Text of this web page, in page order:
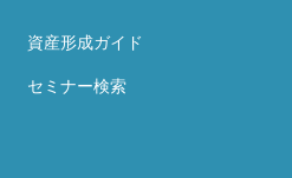
資産形成ガイド
セミナー検索